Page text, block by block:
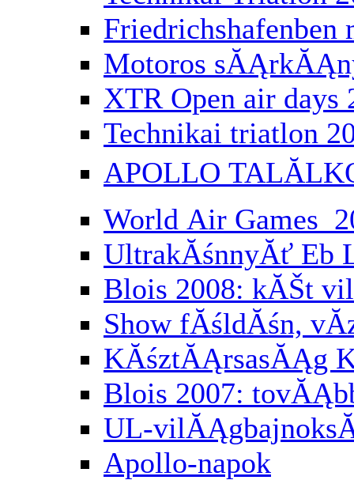
Motoros
XTR Open air days
Technikai triatlon
APOLLO
World Air Games
UltrakĂśnnyĂť Eb
Blois 2008: kĂŠt
Show fĂśldĂśn,
KĂśztĂĄrsasĂĄg
Blois 2007:
UL-
Apollo-napok